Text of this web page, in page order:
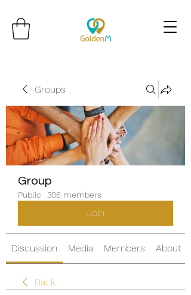
Groups
Group
Public · 306 members
Join
Discussion Media Members About
Back